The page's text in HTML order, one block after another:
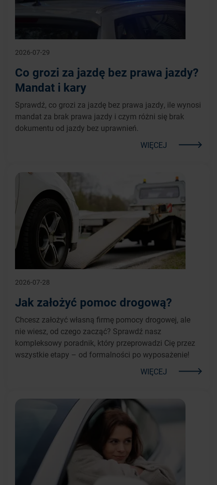
2026-07-29
Co grozi za jazdę bez prawa jazdy?
Mandat i kary
Sprawdź, co grozi za jazdę bez prawa jazdy, ile wynosi
mandat za brak prawa jazdy i czym różni się brak
dokumentu od jazdy bez uprawnień.
WIĘCEJ
2026-07-28
Jak założyć pomoc drogową?
Chcesz założyć własną firmę pomocy drogowej, ale
nie wiesz, od czego zacząć? Sprawdź nasz
kompleksowy poradnik, który przeprowadzi Cię przez
wszystkie etapy – od formalności po wyposażenie!
WIĘCEJ